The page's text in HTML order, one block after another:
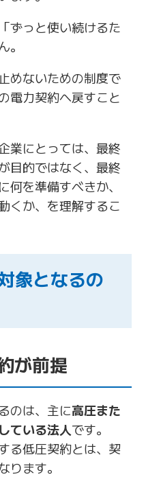
ずっと使い続けるた
。
めないための制度で
電力契約へ戻すこと
業にとっては、最終
目的ではなく、最終
を準備すべきか、
くか、を理解するこ
象となるの
が前提
のは、主に高圧また
ている法人です。
る低圧契約とは、契
ります。